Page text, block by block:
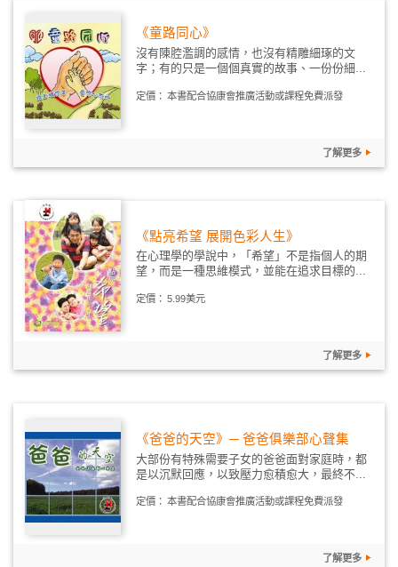
《童路同心》
沒有陳腔濫調的感情，也沒有精雕細琢的文
字；有的只是一個個真實的故事、一份份細...
定價： 本書配合協康會推廣活動或課程免費派發
了解更多
《點亮希望 展開色彩人生》
在心理學的學說中，「希望」不是指個人的期
望，而是一種思維模式，並能在追求目標的...
定價： 5.99美元
了解更多
《爸爸的天空》─ 爸爸俱樂部心聲集
大部份有特殊需要子女的爸爸面對家庭時，都
是以沉默回應，以致壓力愈積愈大，最終不...
定價： 本書配合協康會推廣活動或課程免費派發
了解更多